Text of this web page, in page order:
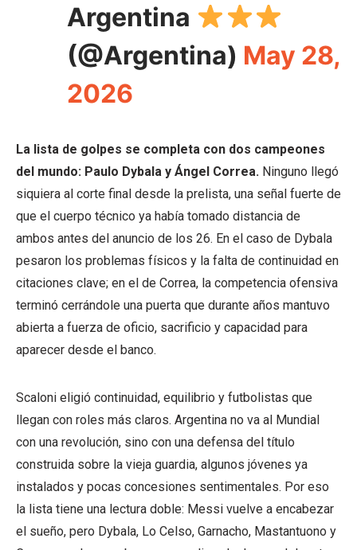
Argentina
(@Argentina) May 28,
2026
La lista de golpes se completa con dos campeones
del mundo: Paulo Dybala y Ángel Correa. Ninguno llegó
siquiera al corte final desde la prelista, una señal fuerte de
que el cuerpo técnico ya había tomado distancia de
ambos antes del anuncio de los 26. En el caso de Dybala
pesaron los problemas físicos y la falta de continuidad en
citaciones clave; en el de Correa, la competencia ofensiva
terminó cerrándole una puerta que durante años mantuvo
abierta a fuerza de oficio, sacrificio y capacidad para
aparecer desde el banco.
Scaloni eligió continuidad, equilibrio y futbolistas que
llegan con roles más claros. Argentina no va al Mundial
con una revolución, sino con una defensa del título
construida sobre la vieja guardia, algunos jóvenes ya
instalados y pocas concesiones sentimentales. Por eso
la lista tiene una lectura doble: Messi vuelve a encabezar
el sueño, pero Dybala, Lo Celso, Garnacho, Mastantuono y